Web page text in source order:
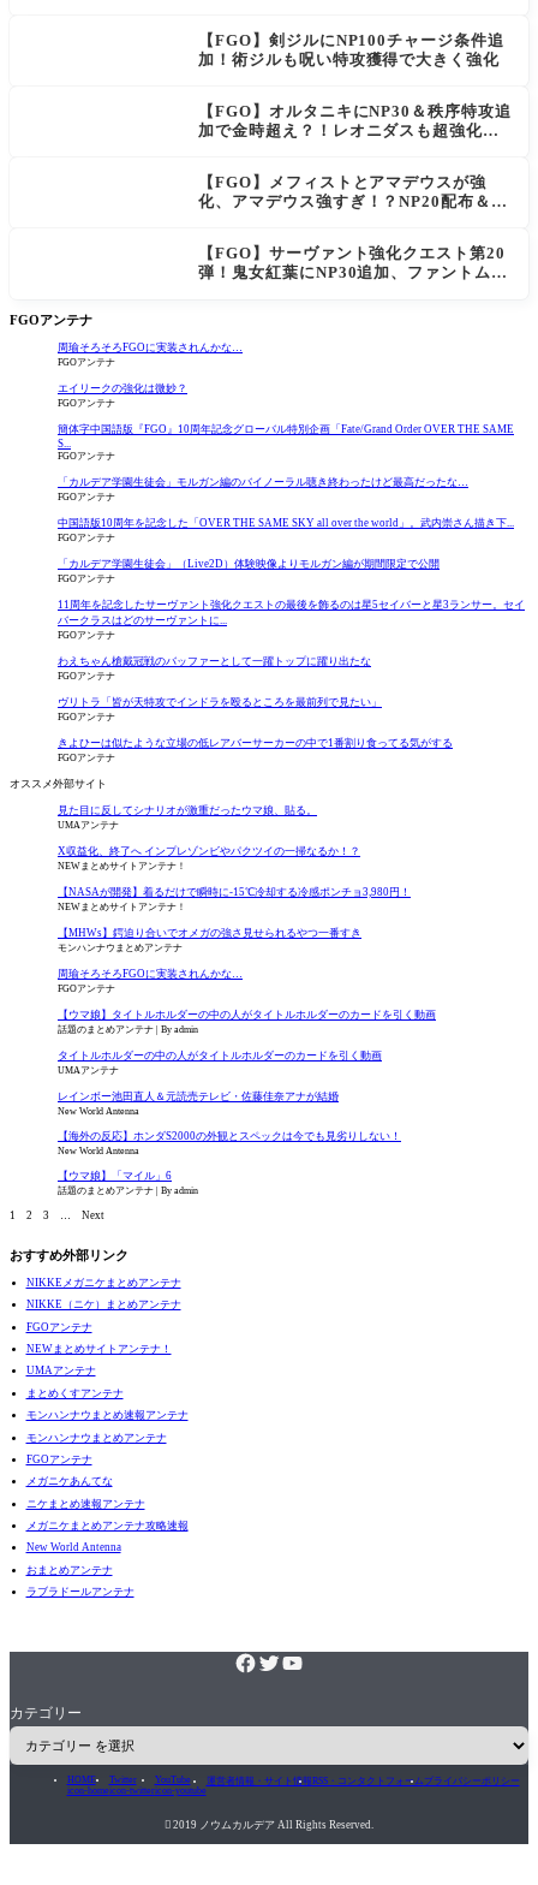
【FGO】剣ジルにNP100チャージ条件追
加！術ジルも呪い特攻獲得で大きく強化
【FGO】オルタニキにNP30＆秩序特攻追
加で金時超え？！レオニダスも超強化で
【FGO】メフィストとアマデウスが強
化、アマデウス強すぎ！？NP20配布＆Ar
【FGO】サーヴァント強化クエスト第20
弾！鬼女紅葉にNP30追加、ファントムも
FGOアンテナ
周瑜そろそろFGOに実装されんかな…
FGOアンテナ
エイリークの強化は微妙？
FGOアンテナ
簡体字中国語版『FGO』10周年記念グローバル特別企画「Fate/Grand Order OVER THE SAME
S...
FGOアンテナ
「カルデア学園生徒会」モルガン編のバイノーラル聴き終わったけど最高だったな…
FGOアンテナ
中国語版10周年を記念した「OVER THE SAME SKY all over the world」。武内崇さん描き下...
FGOアンテナ
「カルデア学園生徒会」（Live2D）体験映像よりモルガン編が期間限定で公開
FGOアンテナ
11周年を記念したサーヴァント強化クエストの最後を飾るのは星5セイバーと星3ランサー。セイ
バークラスはどのサーヴァントに...
FGOアンテナ
わえちゃん槍戴冠戦のバッファーとして一躍トップに躍り出たな
FGOアンテナ
ヴリトラ「皆が天特攻でインドラを殴るところを最前列で見たい」
FGOアンテナ
きよひーは似たような立場の低レアバーサーカーの中で1番割り食ってる気がする
FGOアンテナ
オススメ外部サイト
見た目に反してシナリオが激重だったウマ娘、貼る。
UMAアンテナ
X収益化、終了へ インプレゾンビやパクツイの一掃なるか！？
NEWまとめサイトアンテナ！
【NASAが開発】着るだけで瞬時に-15℃冷却する冷感ポンチョ3,980円！
NEWまとめサイトアンテナ！
【MHWs】鍔迫り合いでオメガの強さ見せられるやつ一番すき
モンハンナウまとめアンテナ
周瑜そろそろFGOに実装されんかな…
FGOアンテナ
【ウマ娘】タイトルホルダーの中の人がタイトルホルダーのカードを引く動画
話題のまとめアンテナ By admin
タイトルホルダーの中の人がタイトルホルダーのカードを引く動画
UMAアンテナ
レインボー池田直人＆元読売テレビ・佐藤佳奈アナが結婚
New World Antenna
【海外の反応】ホンダS2000の外観とスペックは今でも見劣りしない！
New World Antenna
【ウマ娘】「マイル」6
話題のまとめアンテナ By admin
1 2 3 Next
おすすめ外部リンク
NIKKEメガニケまとめアンテナ
NIKKE（ニケ）まとめアンテナ
FGOアンテナ
NEWまとめサイトアンテナ！
UMAアンテナ
まとめくすアンテナ
モンハンナウまとめ速報アンテナ
モンハンナウまとめアンテナ
FGOアンテナ
メガニケあんてな
ニケまとめ速報アンテナ
メガニケまとめアンテナ攻略速報
New World Antenna
おまとめアンテナ
ラブラドールアンテナ
カテゴリー
HOME
icon-home
Twitter
icon-twitter
YouTube
icon-youtube
運営者情報・サイト情報RSS・コンタクトフォームプライバシーポリシー
 2019 ノウムカルデア All Rights Reserved.